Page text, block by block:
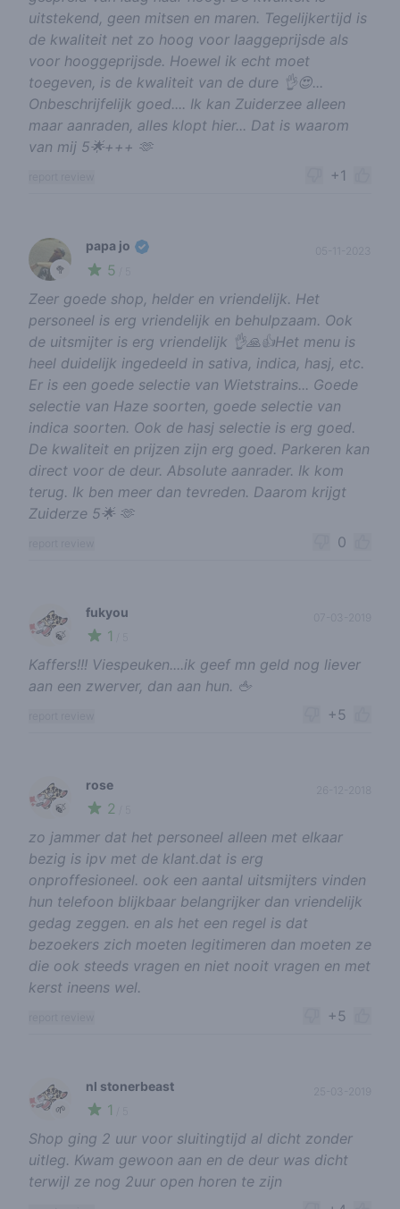
uitstekend, geen mitsen en maren. Tegelijkertijd is
de kwaliteit net zo hoog voor laaggeprijsde als
voor hooggeprijsde. Hoewel ik echt moet
toegeven, is de kwaliteit van de dure 👌😍...
Onbeschrijfelijk goed.... Ik kan Zuiderzee alleen
maar aanraden, alles klopt hier... Dat is waarom
van mij 5🌟+++ 🫶
+1
🥦
papa jo
5
05-11-2023
Zeer goede shop, helder en vriendelijk. Het
personeel is erg vriendelijk en behulpzaam. Ook
de uitsmijter is erg vriendelijk 👌🙏👍Het menu is
heel duidelijk ingedeeld in sativa, indica, hasj, etc.
Er is een goede selectie van Wietstrains... Goede
selectie van Haze soorten, goede selectie van
indica soorten. Ook de hasj selectie is erg goed.
De kwaliteit en prijzen zijn erg goed. Parkeren kan
direct voor de deur. Absolute aanrader. Ik kom
terug. Ik ben meer dan tevreden. Daarom krijgt
Zuiderze 5🌟 🫶
0
🍃
fukyou
1
07-03-2019
Kaffers!!! Viespeuken....ik geef mn geld nog liever
aan een zwerver, dan aan hun. 🖕
+5
🍃
rose
2
zo jammer dat het personeel alleen met elkaar
bezig is ipv met de klant.dat is erg
onproffesioneel. ook een aantal uitsmijters vinden
hun telefoon blijkbaar belangrijker dan vriendelijk
gedag zeggen. en als het een regel is dat
bezoekers zich moeten legitimeren dan moeten ze
die ook steeds vragen en niet nooit vragen en met
kerst ineens wel.
+5
🌱
nl stonerbeast
1
25-03-2019
Shop ging 2 uur voor sluitingtijd al dicht zonder
uitleg. Kwam gewoon aan en de deur was dicht
terwijl ze nog 2uur open horen te zijn